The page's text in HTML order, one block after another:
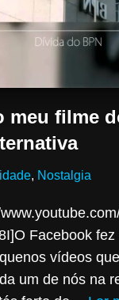
meu filme
, Nostalgia
Facebook fez
vídeos
um de nós na